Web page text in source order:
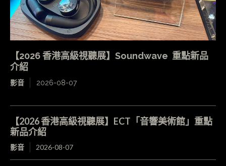
【2026 香港高級視聽展】Soundwave 重點新品
介紹
影音 2026-08-07
【2026 香港高級視聽展】ECT「音響美術館」重點
新品介紹
影音 2026-08-07